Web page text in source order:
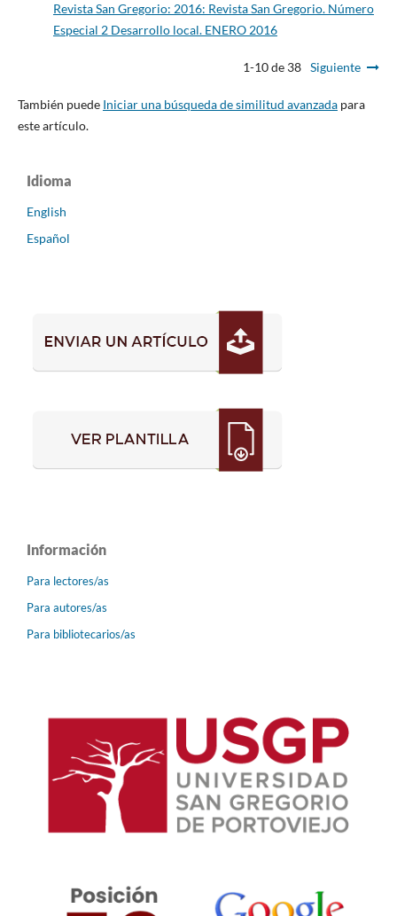
Revista San Gregorio: 2016: Revista San Gregorio. Número
Especial 2 Desarrollo local. ENERO 2016
1-10 de 38 Siguiente
También puede Iniciar una búsqueda de similitud avanzadapara
este artículo.
Idioma
English
Español
Información
Para lectores/as
Para autores/as
Para bibliotecarios/as